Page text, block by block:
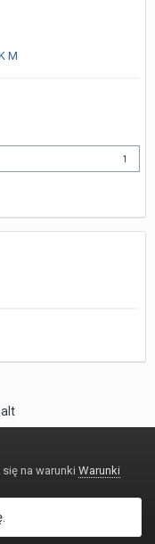
M
1
Reefshop
na warunki Warunki